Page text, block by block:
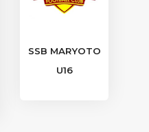
SSB MARYOTO
U16